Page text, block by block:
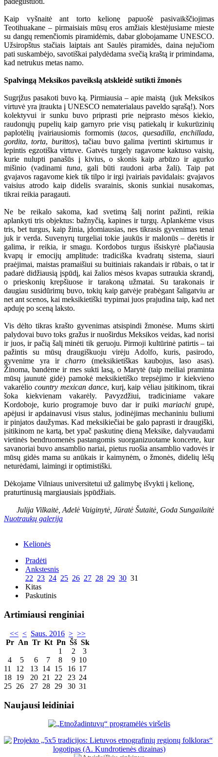
Kaip vyšnaitė ant torto kelionę papuošė pasivaikščiojimas
Teotihuakane – pirmaisiais mūsų eros amžiais klestėjusiame mieste
su dangų remenčiomis piramidėmis, dabar globojamame UNESCO.
Užsiropštus stačiais laiptais ant Saulės piramidės, daina nejučiom
pati suskambėjo, savotiškai palydėdama svečią kraštą ir primindama,
kad netrukus metas namo.
Spalvingą Meksikos paveikslą atskleidė sutikti žmonės
Sugrįžus pasakoti buvo ką. Pirmiausia – apie maistą (juk Meksikos
virtuvė yra įtraukta į UNESCO nematerialaus paveldo sąrašą!). Nors
kolektyvui ir sunku buvo priprasti prie neįprasto mėsos kiekio,
raudonųjų pupelių kaip garnyro prie visų patiekalų ir kukurūzinių
paplotėlių įvairiausiomis formomis (tacos, quesadilla, enchillada,
gordita, torta, burittos), tačiau buvo galima įvertinti skirtumus ir
lepintis egzotiška virtuve. Gatvės turgely ragavome kaktuso vaisių,
kurie nulupti panašūs į kivius, o skonis kaip arbūzo ir agurko
mišinio (vadinamituna, gali būti raudoni arba žali). Taip pat
gvajavos ragavome kiek tik tilpo ir irgi įvairiais pavidalais: gvajavos
vaisius atrodo kaip didelis svarainis, skonis sunkiai nusakomas,
tikrai reikia paragauti.
Ne be reikalo sakoma, kad svetimą šalį norint pažinti, reikia
aplankyti tris objektus: bažnyčią, kapines ir turgų. Aplankėme visus
tris, bet turgus, kaip žinia, įdomiausias, nes tikrasis gyvenimas tenai
juk ir verda. Suvenyrų turgeliai tokie jaukūs ir malonūs– derėtis ir
galima, ir reikia, ir smagu. Kordobos turgus išsiskyrė plačiausia
kvapų ir emocijų amplitude: tradiciška kvadratų sistema, siauri
praėjimai, maistas pramaišiui su buitiniais rakandais ir rūbais, o tat ir
padarė didžiausią įspūdį, kai žalios mėsos kvapas sutraukia skrandį,
o prieskonių krepšiuose ir tarakoną užmatai. Su tarakonais ir
daugiau susidūrimų buvo, tokių kaip gatvėje prabėgant šaligatviu ar
net ant scenos, kai meksikietiški trypimai juos prajudina taip, kad net
apduję po sceną laksto.
Vis dėlto tikras krašto gyvenimas atsispindi žmonėse. Mums skirti
palydovai buvo toks gražus ir nuoširdus Meksikos veidas, kad norisi
ir juos, ir pačią šalį minėti tik geruoju. Pirmoji kultūrinė patirtis – tai
pažintis su mūsų draugiškuoju virėju Adolfo, kuris, pasirodo,
gyvenime yra ircharro (meksikietiškas kaubojus, laso asas).
Žinoma, bandėme ir mes sukti lasą, o Marytė (taip meiliai praminta
mūsų jaunutė gidė) pamokė meksikietiško trepsėjimo ir kiekvieno
vakarėlio country mexican dance, kurį, kaip vėliau įsitikinom, tikrai
šoka kiekvienam vakarėly. Pavyzdžiui, tradiciniame vakare
Kordoboje, kurio programoje buvo dar ir puiki mariachigrupė,
apėjusi ir apdainavusi visus stalus, jodinėjimas mechaniniu buliumi
ir pinjatos daužymas. Kad meksikiečiai be galo paprasti ir draugiški,
įsitikinom ne kartą, bet ypač paskutinę dieną Meksike, dalyvaudami
vietinės bendruomenės pastangomis suorganizuotame koncerte, kur
savanoriai buvo ansamblio nariai, pietus ruošia ansamblio vadovės ir
mūsų gidės mama su anūkais ir kaimynėm, o žmonės, didelių lėšų
neturėdami, laimingi ir optimistiški.
Dėkojame Vilniaus universitetui už galimybę išvykti į kelionę,
praturtinusią margiausiais įspūdžiais.
Julija Vilkaitė, Adelė Vaiginytė, Jūratė Šutaitė, Goda Sungailaitė
Nuotraukų galerija
Kelionės
Pradėti
Ankstesnis
22 23 24 25 26 27 28 29 30 31
Kitas
Paskutinis
Artimiausi renginiai
<< < Saus. 2016 > >>
Pr An Tr Kt Pn Šš Sk
1
2
3
4
5 6 7 8 9 10
11
12 13 14 15 16 17
18 19 20 21 22 23 24
25 26 27 28 29 30 31
Naujausi leidiniai